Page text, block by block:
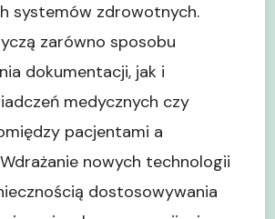
systemów zdrowotnych.
zarówno sposobu
dokumentacji, jak i
medycznych czy
pacjentami a
nowych technologii
dostosowywania